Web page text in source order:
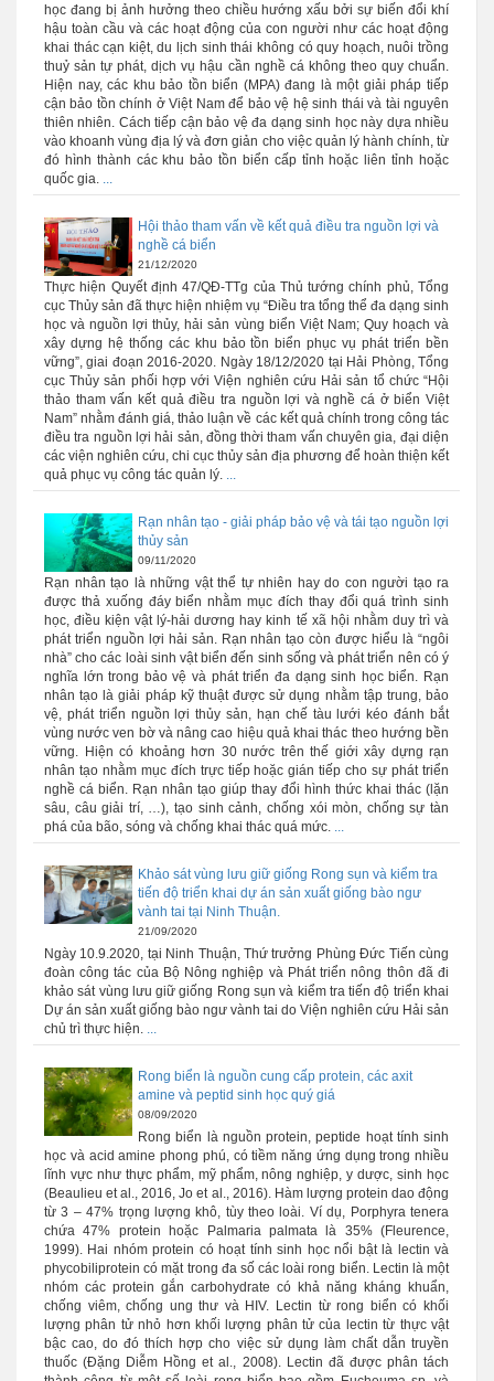
học đang bị ảnh hưởng theo chiều hướng xấu bởi sự biến đổi khí
hậu toàn cầu và các hoạt động của con người như các hoạt động
khai thác cạn kiệt, du lịch sinh thái không có quy hoạch, nuôi trồng
thuỷ sản tự phát, dịch vụ hậu cần nghề cá không theo quy chuẩn.
Hiện nay, các khu bảo tồn biển (MPA) đang là một giải pháp tiếp
cận bảo tồn chính ở Việt Nam để bảo vệ hệ sinh thái và tài nguyên
thiên nhiên. Cách tiếp cận bảo vệ đa dạng sinh học này dựa nhiều
vào khoanh vùng địa lý và đơn giản cho việc quản lý hành chính, từ
đó hình thành các khu bảo tồn biển cấp tỉnh hoặc liên tỉnh hoặc
quốc gia. ...
Hội thảo tham vấn về kết quả điều tra nguồn lợi và
nghề cá biển
21/12/2020
Thực hiện Quyết định 47/QĐ-TTg của Thủ tướng chính phủ, Tổng
cục Thủy sản đã thực hiện nhiệm vụ “Điều tra tổng thể đa dạng sinh
học và nguồn lợi thủy, hải sản vùng biển Việt Nam; Quy hoạch và
xây dựng hệ thống các khu bảo tồn biển phục vụ phát triển bền
vững”, giai đoạn 2016-2020. Ngày 18/12/2020 tại Hải Phòng, Tổng
cục Thủy sản phối hợp với Viện nghiên cứu Hải sản tổ chức “Hội
thảo tham vấn kết quả điều tra nguồn lợi và nghề cá ở biển Việt
Nam” nhằm đánh giá, thảo luận về các kết quả chính trong công tác
điều tra nguồn lợi hải sản, đồng thời tham vấn chuyên gia, đại diện
các viện nghiên cứu, chi cục thủy sản địa phương để hoàn thiện kết
quả phục vụ công tác quản lý. ...
Rạn nhân tạo - giải pháp bảo vệ và tái tạo nguồn lợi
thủy sản
09/11/2020
Rạn nhân tạo là những vật thể tự nhiên hay do con người tạo ra
được thả xuống đáy biển nhằm mục đích thay đổi quá trình sinh
học, điều kiện vật lý-hải dương hay kinh tế xã hội nhằm duy trì và
phát triển nguồn lợi hải sản. Rạn nhân tạo còn được hiểu là “ngôi
nhà” cho các loài sinh vật biển đến sinh sống và phát triển nên có ý
nghĩa lớn trong bảo vệ và phát triển đa dạng sinh học biển. Rạn
nhân tạo là giải pháp kỹ thuật được sử dụng nhằm tập trung, bảo
vệ, phát triển nguồn lợi thủy sản, hạn chế tàu lưới kéo đánh bắt
vùng nước ven bờ và nâng cao hiệu quả khai thác theo hướng bền
vững. Hiện có khoảng hơn 30 nước trên thế giới xây dựng rạn
nhân tạo nhằm mục đích trực tiếp hoặc gián tiếp cho sự phát triển
nghề cá biển. Rạn nhân tạo giúp thay đổi hình thức khai thác (lặn
sâu, câu giải trí, …), tạo sinh cảnh, chống xói mòn, chống sự tàn
phá của bão, sóng và chống khai thác quá mức. ...
Khảo sát vùng lưu giữ giống Rong sụn và kiểm tra
tiến độ triển khai dự án sản xuất giống bào ngư
vành tai tại Ninh Thuận.
21/09/2020
Ngày 10.9.2020, tại Ninh Thuận, Thứ trưởng Phùng Đức Tiến cùng
đoàn công tác của Bộ Nông nghiệp và Phát triển nông thôn đã đi
khảo sát vùng lưu giữ giống Rong sụn và kiểm tra tiến độ triển khai
Dự án sản xuất giống bào ngư vành tai do Viện nghiên cứu Hải sản
chủ trì thực hiện. ...
Rong biển là nguồn cung cấp protein, các axit
amine và peptid sinh học quý giá
08/09/2020
Rong biển là nguồn protein, peptide hoạt tính sinh
học và acid amine phong phú, có tiềm năng ứng dụng trong nhiều
lĩnh vực như thực phẩm, mỹ phẩm, nông nghiệp, y dược, sinh học
(Beaulieu et al., 2016, Jo et al., 2016). Hàm lượng protein dao động
từ 3 – 47% trọng lượng khô, tùy theo loài. Ví dụ, Porphyra tenera
chứa 47% protein hoặc Palmaria palmata là 35% (Fleurence,
1999). Hai nhóm protein có hoạt tính sinh học nổi bật là lectin và
phycobiliprotein có mặt trong đa số các loài rong biển. Lectin là một
nhóm các protein gắn carbohydrate có khả năng kháng khuẩn,
chống viêm, chống ung thư và HIV. Lectin từ rong biển có khối
lượng phân tử nhỏ hơn khối lượng phân tử của lectin từ thực vật
bậc cao, do đó thích hợp cho việc sử dụng làm chất dẫn truyền
thuốc (Đặng Diễm Hồng et al., 2008). Lectin đã được phân tách